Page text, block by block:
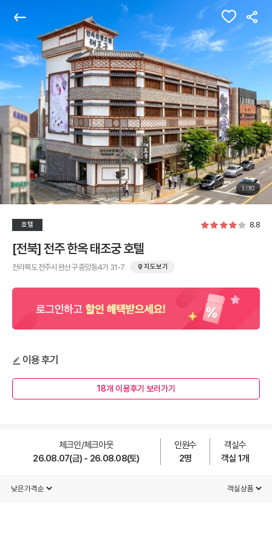
뒤로가기 관심숙소
1/ 92
호텔 8.8
[전북] 전주 한옥 태조궁 호텔
전라북도 전주시 완산구 중앙동4가 31-7 지도보기
이용 후기
18개 이용후기 보러가기
체크인/체크아웃
26.08.07(금) - 26.08.08(토)
인원수
2명
객실수
객실 1개